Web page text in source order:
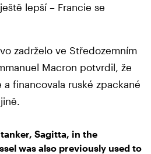
lepší – Francie se
zadrželo ve Středozemním
Macron potvrdil, že
financovala ruské zpackané
Sagitta, in the
was also previously used to